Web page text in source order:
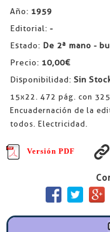
Año: 1959
Editorial: -
Estado: De 2ª mano -
Precio: 10,00€
Disponibilidad: Sin
15x22. 472 pág. con
Encuadernación de la
todos. Electricidad.
Versión PDF